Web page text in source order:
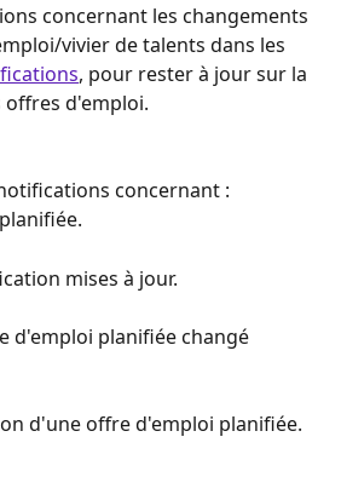
concernant les changements
vivier de talents dans les
, pour rester à jour sur la
d'emploi.
concernant :
mises à jour.
d'emploi planifiée changé
d'une offre d'emploi planifiée.